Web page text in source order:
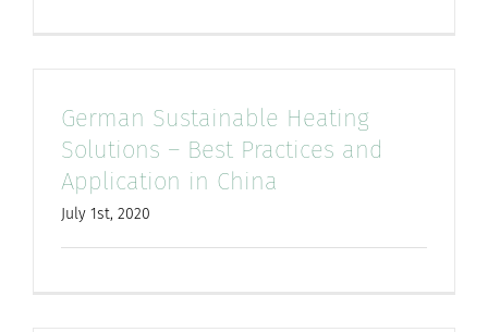
German Sustainable Heating
Solutions – Best Practices and
Application in China
July 1st, 2020